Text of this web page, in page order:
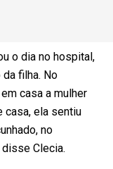
o dia no hospital,
filha. No
casa a mulher
casa, ela sentiu
no
Clecia.